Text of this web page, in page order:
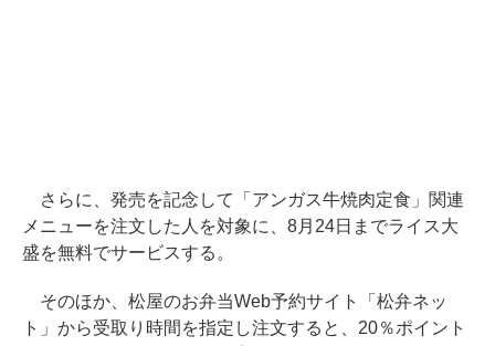
さらに、発売を記念して「アンガス牛焼肉定食」関連
メニューを注文した人を対象に、8月24日までライス大
盛を無料でサービスする。
そのほか、松屋のお弁当Web予約サイト「松弁ネッ
ト」から受取り時間を指定し注文すると、20％ポイント